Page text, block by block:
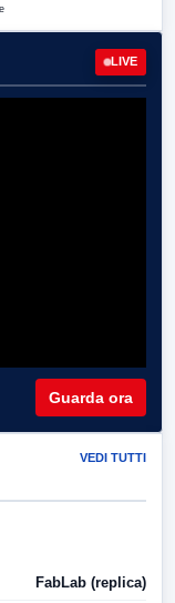
LIVE
Guarda ora
VEDI TUTTI
FabLab (replica)